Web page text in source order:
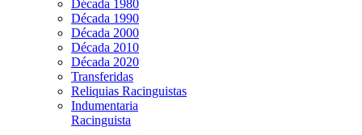
Década 1980
Década 1990
Década 2000
Década 2010
Década 2020
Transferidas
Reliquias Racinguistas
Indumentaria
Racinguista